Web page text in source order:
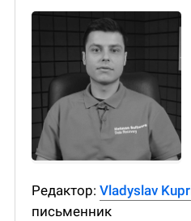
Редактор: Vladyslav
письменник